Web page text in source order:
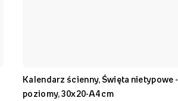
Kalendarz ścienny, Święta nietypowe -
poziomy, 30x20-A4 cm